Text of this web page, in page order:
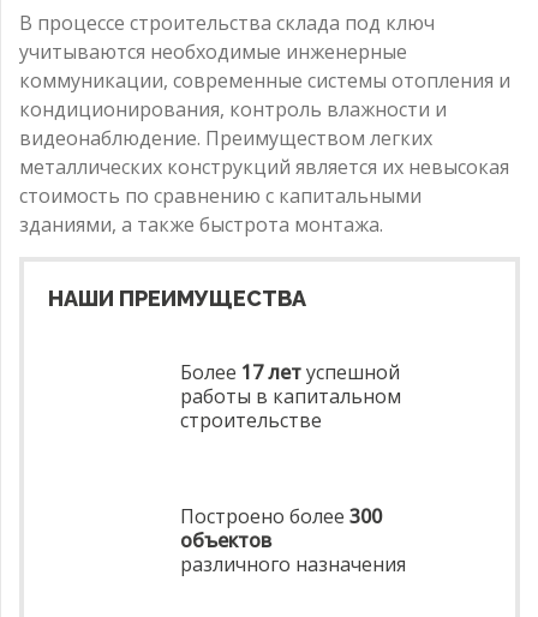
В процессе строительства склада под ключ
учитываются необходимые инженерные
коммуникации, современные системы отопления и
кондиционирования, контроль влажности и
видеонаблюдение. Преимуществом легких
металлических конструкций является их невысокая
стоимость по сравнению с капитальными
зданиями, а также быстрота монтажа.
НАШИ ПРЕИМУЩЕСТВА
Более 17 летуспешной
работы в капитальном
строительстве
Построено более 300
объектов
различного назначения